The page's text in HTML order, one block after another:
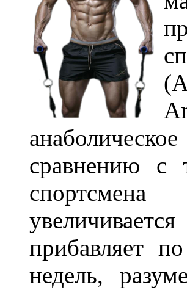
сравнению с
прибавляет
недель,